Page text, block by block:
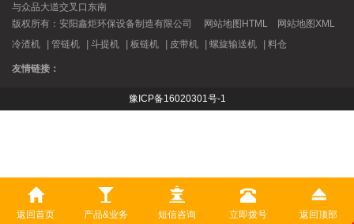
与众品大道交叉口东南
版权所有：安阳鑫炬环保设备制造有限公司
网站地图HTML
网站地图XML
冷渣机
| 管链机 | 斗提机 | 板链机 | 皮带机 | 螺旋输送机 | 料仓
友情链接：
豫ICP备16020301号-1
返回首页 产品&业务 短信咨询 立即拨号 返回顶部
豫公网安备 41052302000328号
免责声明